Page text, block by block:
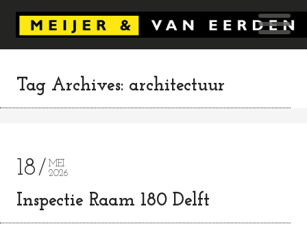
Tag Archives: architectuur
18
MEI
2026
Inspectie Raam 180 Delft